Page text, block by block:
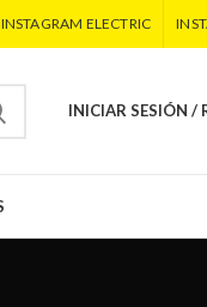
INSTAGRAM ELECTRIC
INICIAR SESIÓN /